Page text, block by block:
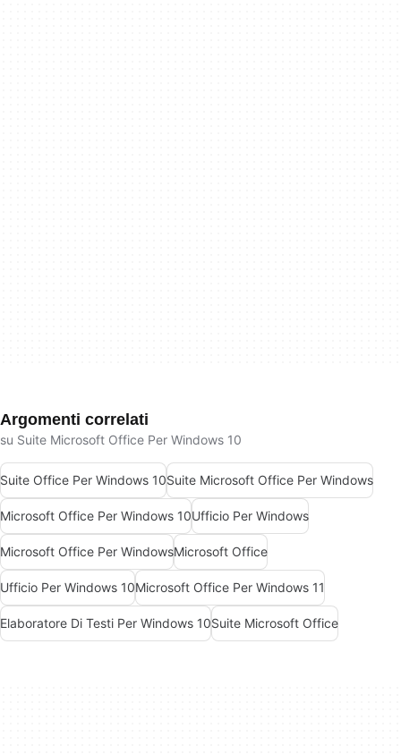
Argomenti correlati
su Suite Microsoft Office Per Windows 10
Suite Office Per Windows 10Suite Microsoft Office Per Windows
Microsoft Office Per Windows 10Ufficio Per Windows
Microsoft Office Per WindowsMicrosoft Office
Ufficio Per Windows 10Microsoft Office Per Windows 11
Elaboratore Di Testi Per Windows 10Suite Microsoft Office